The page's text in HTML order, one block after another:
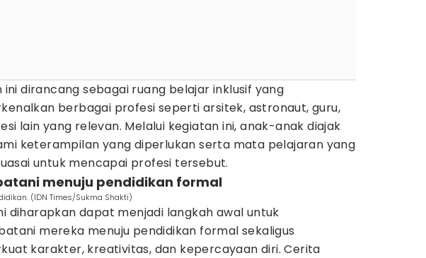
ini dirancang sebagai ruang belajar inklusif yang
berbagai profesi seperti arsitek, astronaut, guru,
lain yang relevan. Melalui kegiatan ini, anak-anak diajak
keterampilan yang diperlukan serta mata pelajaran yang
untuk mencapai profesi tersebut.
menuju pendidikan formal
(IDN Times/Sukma Shakti)
diharapkan dapat menjadi langkah awal untuk
mereka menuju pendidikan formal sekaligus
karakter, kreativitas, dan kepercayaan diri. Cerita